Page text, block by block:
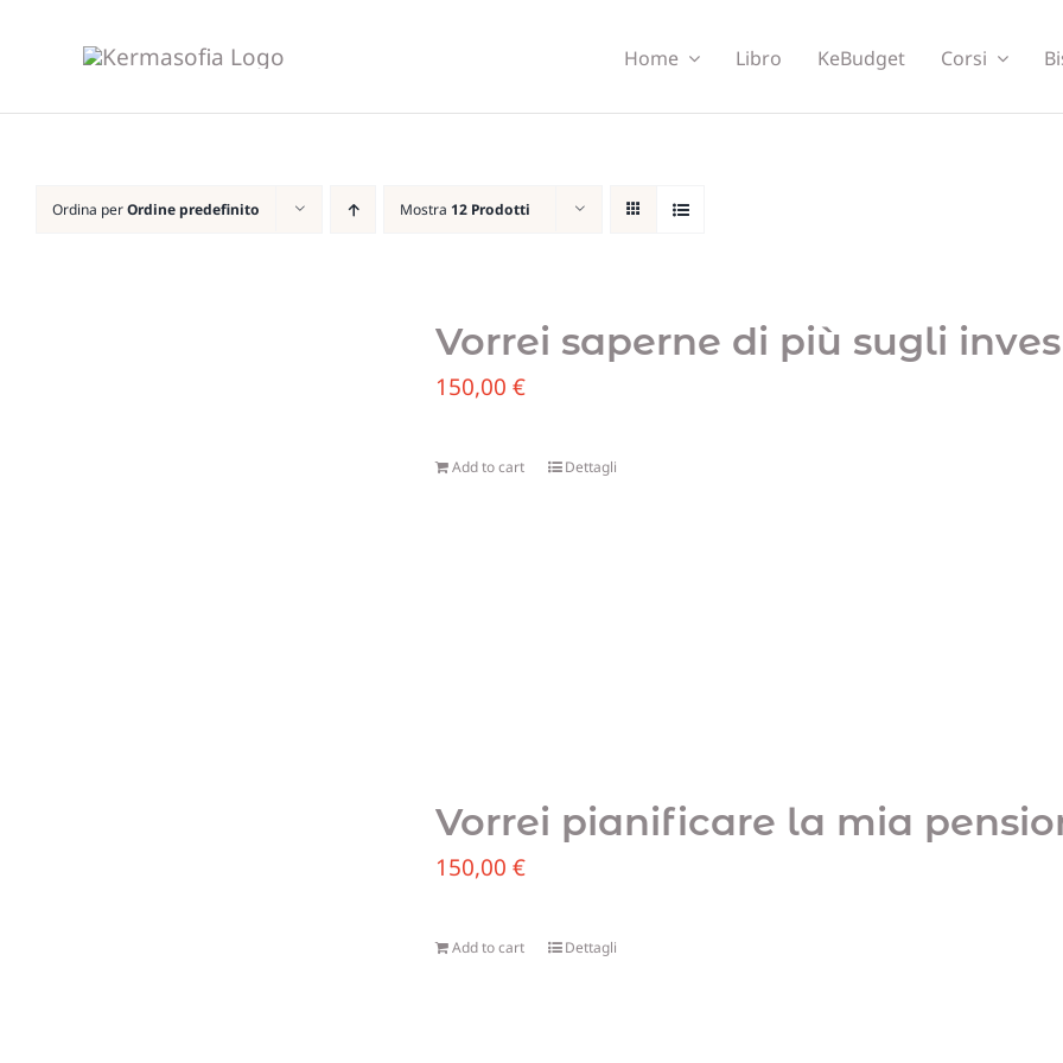
contenuto
Home Libro KeBudget Corsi
Ordina perOrdine predefinito Mostra 12 Prodotti
Vorrei saperne di più sugli
150,00€
Add to cart Dettagli
Vorrei pianificare la mia
150,00€
Add to cart Dettagli